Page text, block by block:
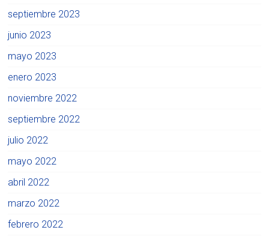
septiembre 2023
junio 2023
mayo 2023
enero 2023
noviembre 2022
septiembre 2022
julio 2022
mayo 2022
abril 2022
marzo 2022
febrero 2022